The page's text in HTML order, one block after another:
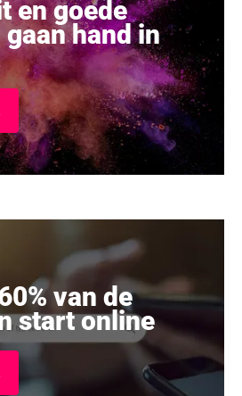
en goede
hand in
van de
start online